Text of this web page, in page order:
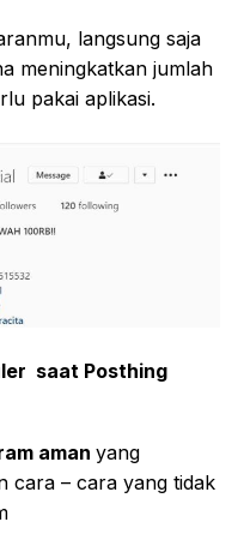
langsung saja
meningkatkan jumlah
pakai aplikasi.
saat Posthing
aman yang
cara – cara yang tidak